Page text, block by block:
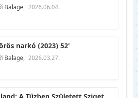
Balage, 2026.06.04.
narkó (2023) 52'
Balage, 2026.03.27.